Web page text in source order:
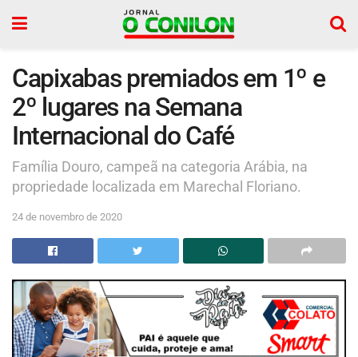
Capixabas premiados em 1º e
2º lugares na Semana
Internacional do Café
Família Douro, campeã na categoria Arábia, na
propriedade localizada em Marechal Floriano.
24 de novembro de 2020